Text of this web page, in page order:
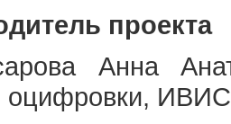
проекта
Анна
оцифровки, ИВИС